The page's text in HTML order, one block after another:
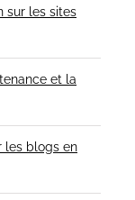
sur les sites
et la
les blogs en